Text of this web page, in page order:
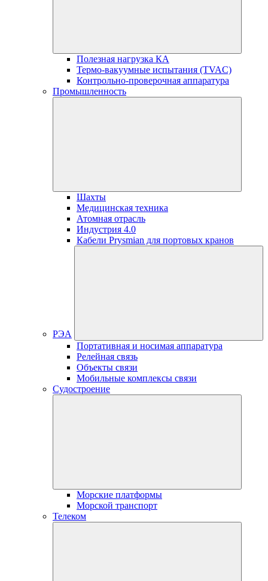
Полезная нагрузка КА
Термо-вакуумные испытания (TVAC)
Контрольно-проверочная аппаратура
Промышленность
Шахты
Медицинская техника
Атомная отрасль
Индустрия 4.0
Кабели Prysmian для портовых кранов
РЭА
Портативная и носимая аппаратура
Релейная связь
Объекты связи
Мобильные комплексы связи
Судостроение
Морские платформы
Морской транспорт
Телеком